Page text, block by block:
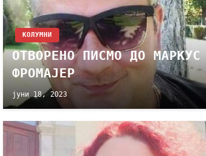
KОЛУМНИ
ОТВОРЕНО ПИСМО ДО МАРКУС
ФРОМАЈЕР
јуни 18, 2023